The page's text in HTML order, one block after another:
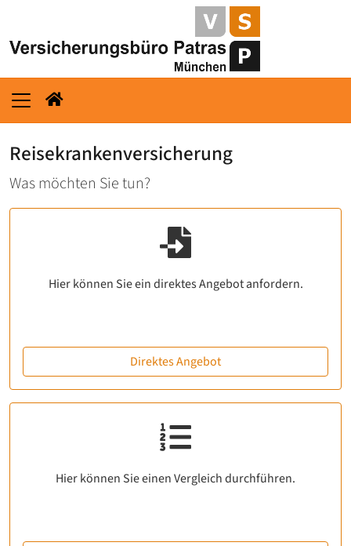
Reisekrankenversicherung
Was möchten Sie tun?
Hier können Sie ein direktes Angebot anfordern.
Direktes Angebot
Hier können Sie einen Vergleich durchführen.